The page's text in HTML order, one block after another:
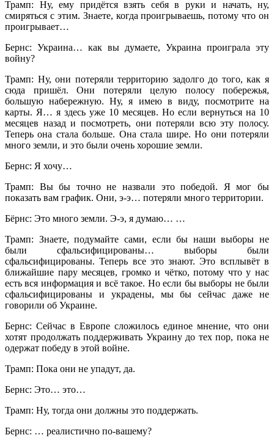
Трамп: Ну, ему придётся взять себя в руки и начать, ну,
смиряться с этим. Знаете, когда проигрываешь, потому что он
проигрывает…
Бернс: Украина… как вы думаете, Украина проиграла эту
войну?
Трамп: Ну, они потеряли территорию задолго до того, как я
сюда пришёл. Они потеряли целую полосу побережья,
большую набережную. Ну, я имею в виду, посмотрите на
карты. Я… я здесь уже 10 месяцев. Но если вернуться на 10
месяцев назад и посмотреть, они потеряли всю эту полосу.
Теперь она стала больше. Она стала шире. Но они потеряли
много земли, и это были очень хорошие земли.
Бернс: Я хочу…
Трамп: Вы бы точно не назвали это победой. Я мог бы
показать вам график. Они, э-э… потеряли много территории.
Бёрнс: Это много земли. Э-э, я думаю… …
Трамп: Знаете, подумайте сами, если бы наши выборы не
были сфальсифицированы… выборы были
сфальсифицированы. Теперь все это знают. Это всплывёт в
ближайшие пару месяцев, громко и чётко, потому что у нас
есть вся информация и всё такое. Но если бы выборы не были
сфальсифицированы и украдены, мы бы сейчас даже не
говорили об Украине.
Бернс: Сейчас в Европе сложилось единое мнение, что они
хотят продолжать поддерживать Украину до тех пор, пока не
одержат победу в этой войне.
Трамп: Пока они не упадут, да.
Бернс: Это… это…
Трамп: Ну, тогда они должны это поддержать.
Бернс: … реалистично по-вашему?